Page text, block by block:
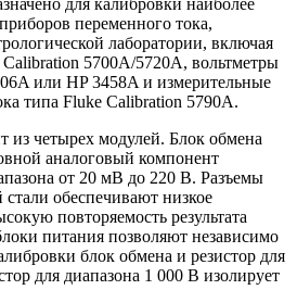
для калибровки наиболее
переменного тока,
лаборатории, включая
5700A/5720A, вольтметры
или HP 3458A и измерительные
типа Fluke Calibration 5790A.
из четырех модулей. Блок обмена
аналоговый компонент
от 20 мВ до 220 В. Разъемы
обеспечивают низкое
повторяемость результата
питания позволяют независимо
блок обмена и резистор для
для диапазона 1 000 В изолирует